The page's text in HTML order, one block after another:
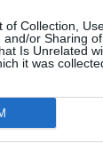
of Collection,
and/or Sharing
Is Unrelated
it was
Πέθανε
βρέφος